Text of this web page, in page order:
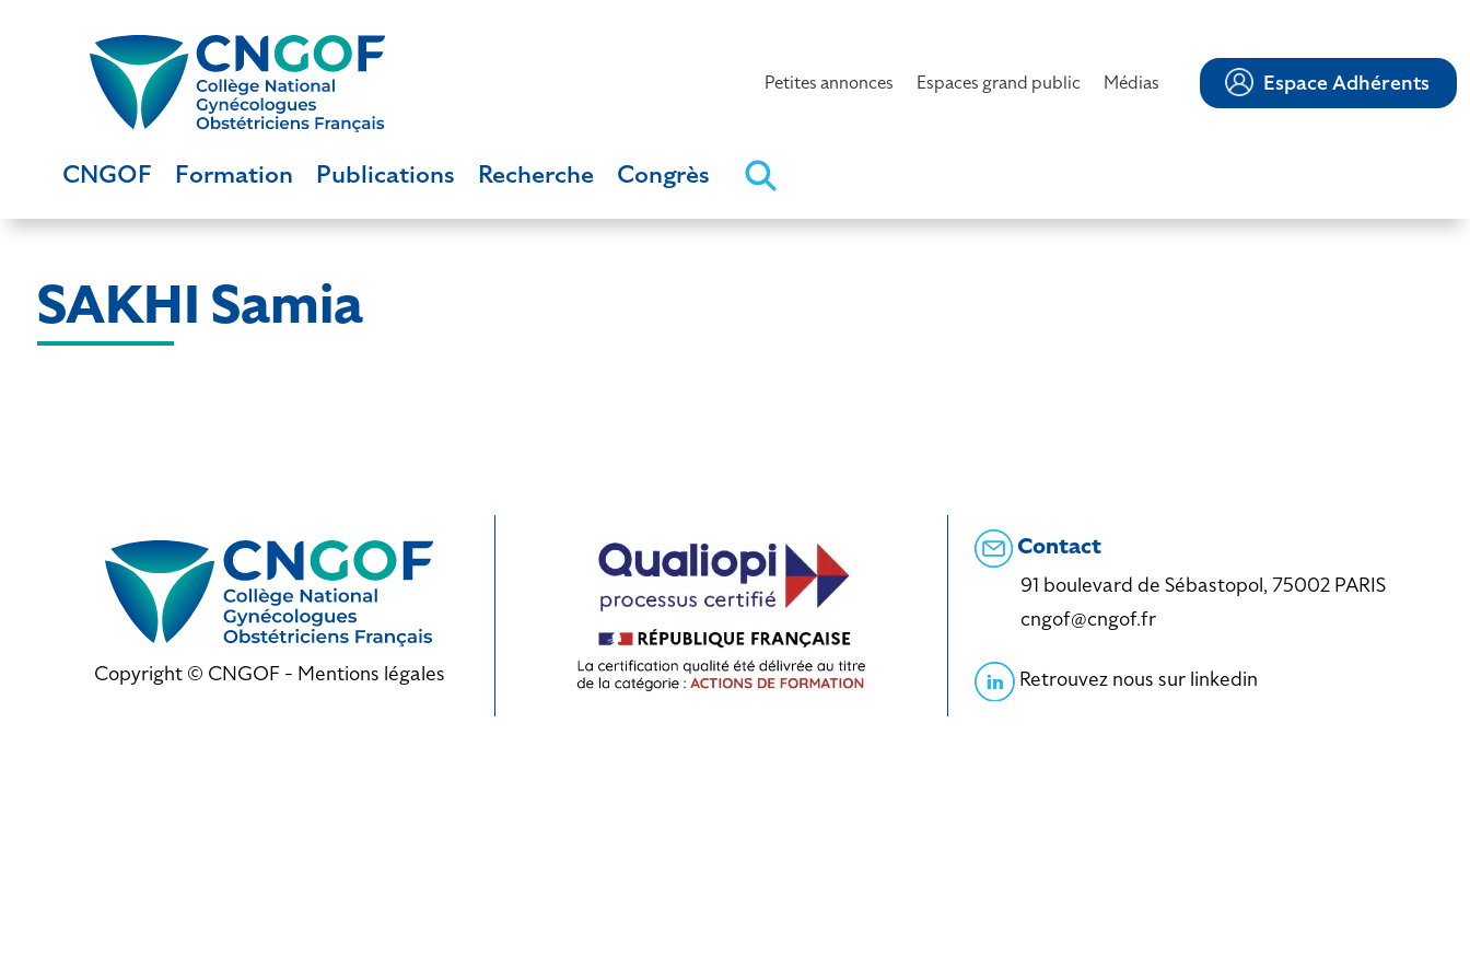
Petites annonces Espaces grand public Médias Espace Adhérents
CNGOF Formation Publications Recherche Congrès
SAKHI Samia
Copyright © CNGOF - Mentions légales
Contact
91 boulevard de Sébastopol, 75002 PARIS
cngof@cngof.fr
Retrouvez nous sur linkedin